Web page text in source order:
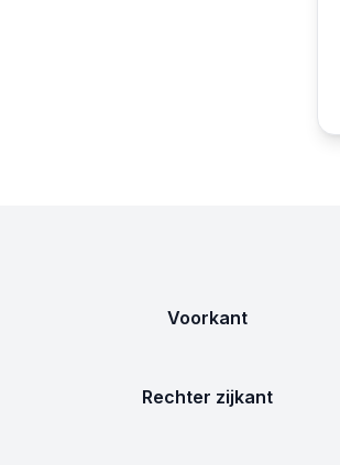
Voorkant
Rechter zijkant